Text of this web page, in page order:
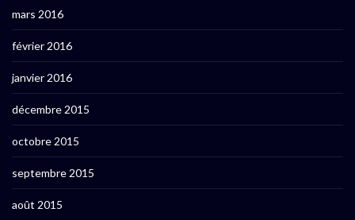
mars 2016
février 2016
janvier 2016
décembre 2015
octobre 2015
septembre 2015
août 2015